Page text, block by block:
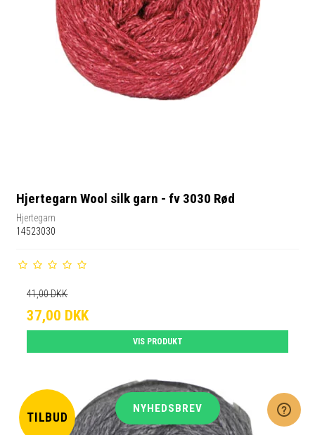
Hjertegarn Wool silk garn - fv 3030 Rød
Hjertegarn
14523030
41,00 DKK
37,00 DKK
VIS PRODUKT
TILBUD
NYHEDSBREV